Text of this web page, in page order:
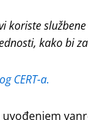
koriste
kako bi
CERT-a.